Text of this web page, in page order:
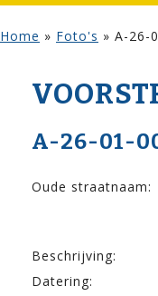
Home » Foto's » A-26-
A-26-01-
Oude straatnaam:
Beschrijving:
Datering: